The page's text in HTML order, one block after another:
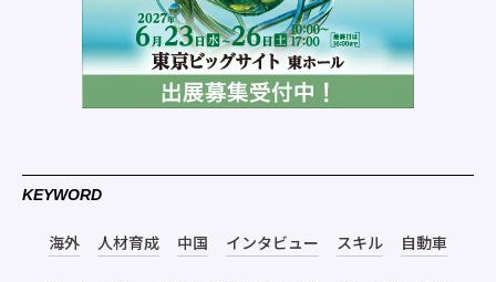
KEYWORD
海外 人材育成 中国 インタビュー スキル 自動車